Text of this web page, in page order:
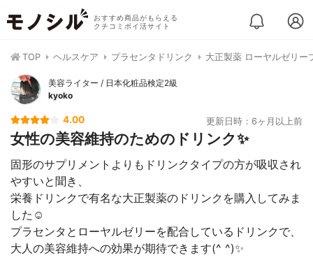
おすすめ商品がもらえる
クチコミポイ活サイト
TOP ヘルスケア プラセンタドリンク 大正製薬 ローヤルゼリー
美容ライター / 日本化粧品検定2級
kyoko
4.00 更新日時：6ヶ月以上前
女性の美容維持のためのドリンク✨
固形のサプリメントよりもドリンクタイプの方が吸収され
やすいと聞き、
栄養ドリンクで有名な大正製薬のドリンクを購入してみま
した☺️
プラセンタとローヤルゼリーを配合しているドリンクで、
大人の美容維持への効果が期待できます(^ ^)✨